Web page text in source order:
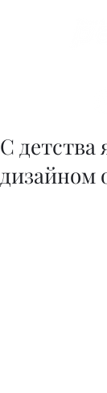
С детства
дизайном